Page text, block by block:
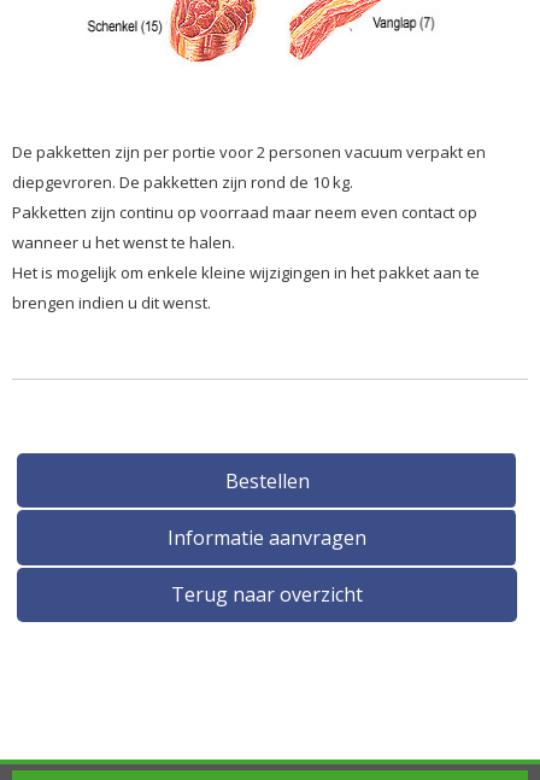
De pakketten zijn per portie voor 2 personen vacuum verpakt en
diepgevroren. De pakketten zijn rond de 10 kg.
Pakketten zijn continu op voorraad maar neem even contact op
wanneer u het wenst te halen.
Het is mogelijk om enkele kleine wijzigingen in het pakket aan te
brengen indien u dit wenst.
Bestellen
Informatie aanvragen
Terug naar overzicht